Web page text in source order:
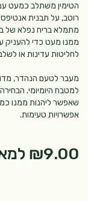
הטימין משתלב כמעט
רוטב, על תבנית
מתמלא בריח נפלא של
ממנו מעט כדי להעניק
לחליטות עדינות או
מעבר לטעם הנהדר,
למטבח היומיומי.
שאפשר ליהנות ממנו
אפשרויות טעימות.
₪9.00